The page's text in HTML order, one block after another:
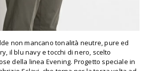
non mancano tonalità neutre, pure ed
il blu navy e tocchi di nero, scelto
della linea Evening. Progetto speciale in